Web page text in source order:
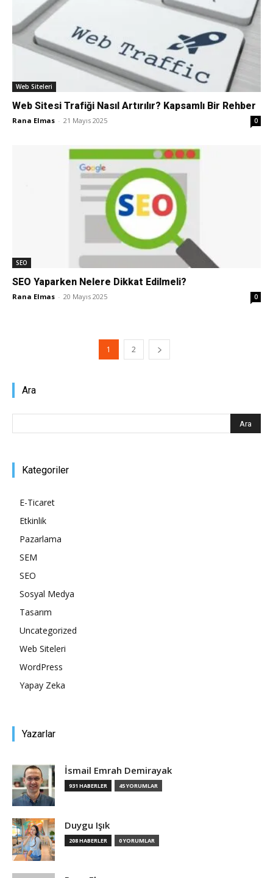
Web Siteleri
Web Sitesi Trafiği Nasıl Artırılır? Kapsamlı Bir Rehber
Rana Elmas - 21 Mayıs 2025 0
SEO
SEO Yaparken Nelere Dikkat Edilmeli?
Rana Elmas - 20 Mayıs 2025 0
1 2
Ara
Kategoriler
E-Ticaret
Etkinlik
Pazarlama
SEM
SEO
Sosyal Medya
Tasarım
Uncategorized
Web Siteleri
WordPress
Yapay Zeka
Yazarlar
İsmail Emrah Demirayak
931 HABERLER 45 YORUMLAR
Duygu Işık
208 HABERLER 0 YORUMLAR